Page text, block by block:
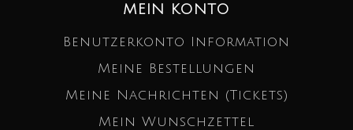
MEIN KONTO
Benutzerkonto Information
Meine Bestellungen
Meine Nachrichten (Tickets)
Mein Wunschzettel